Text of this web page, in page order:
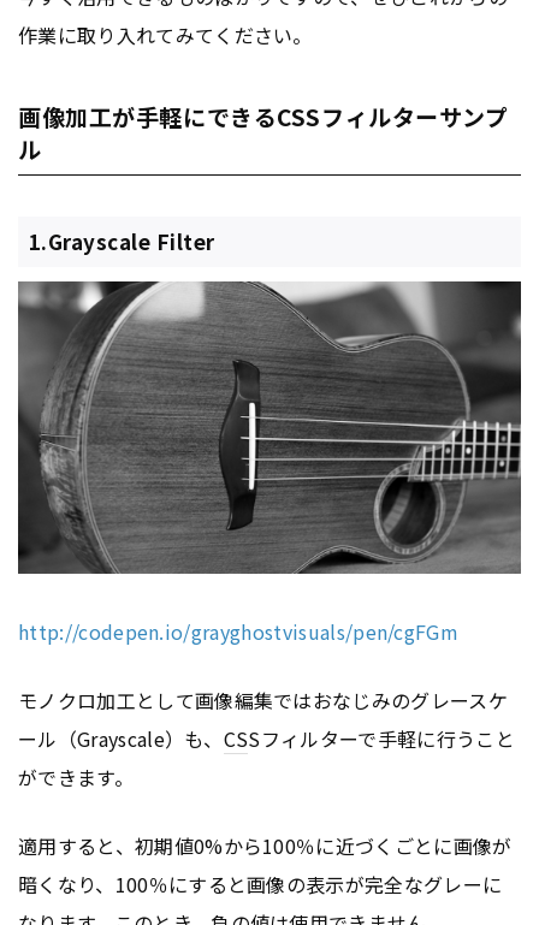
作業に取り入れてみてください。
画像加工が手軽にできるCSSフィルターサンプ
ル
1.Grayscale Filter
http://codepen.io/grayghostvisuals/pen/cgFGm
モノクロ加工として画像編集ではおなじみのグレースケ
ール（Grayscale）も、 CSSフィルターで手軽に行うこと
ができます。
適用すると、初期値0%から100％に近づくごとに画像が
暗くなり、100％にすると画像の表示が完全なグレーに